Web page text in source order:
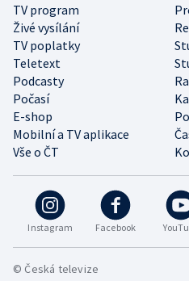
Instagram Facebook
TV program
Živé vysílání
TV poplatky
Teletext
Podcasty
Počasí
E-shop
Mobilní a TV aplikace
Vše o ČT
© Česká televize